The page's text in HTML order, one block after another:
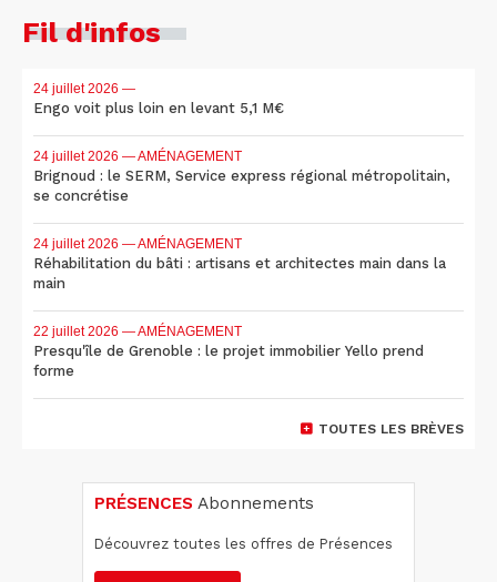
Fil d'infos
24 juillet 2026 —
Engo voit plus loin en levant 5,1 M€
24 juillet 2026 — AMÉNAGEMENT
Brignoud : le SERM, Service express régional métropolitain,
se concrétise
24 juillet 2026 — AMÉNAGEMENT
Réhabilitation du bâti : artisans et architectes main dans la
main
22 juillet 2026 — AMÉNAGEMENT
Presqu'île de Grenoble : le projet immobilier Yello prend
forme
TOUTES LES BRÈVES
PRÉSENCES Abonnements
Découvrez toutes les offres de Présences